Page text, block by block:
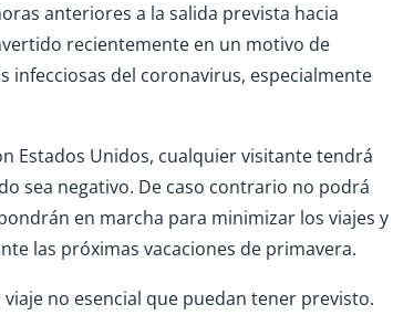
anteriores a la salida prevista hacia
recientemente en un motivo de
infecciosas del coronavirus, especialmente
Estados Unidos, cualquier visitante tendrá
sea negativo. De caso contrario no podrá
en marcha para minimizar los viajes y
las próximas vacaciones de primavera.
no esencial que puedan tener previsto.